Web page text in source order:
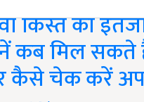
किस्त का
कब मिल सकते
कैसे चेक करें